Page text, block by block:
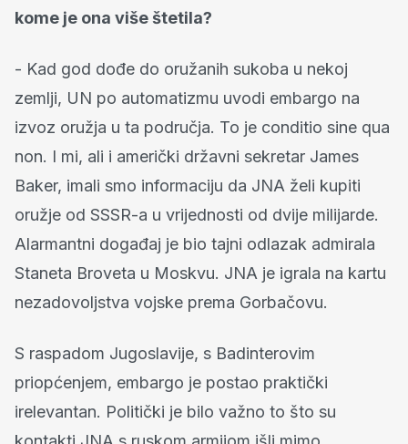
kome je ona više štetila?
- Kad god dođe do oružanih sukoba u nekoj
zemlji, UN po automatizmu uvodi embargo na
izvoz oružja u ta područja. To je conditio sine qua
non. I mi, ali i američki državni sekretar James
Baker, imali smo informaciju da JNA želi kupiti
oružje od SSSR-a u vrijednosti od dvije milijarde.
Alarmantni događaj je bio tajni odlazak admirala
Staneta Broveta u Moskvu. JNA je igrala na kartu
nezadovoljstva vojske prema Gorbačovu.
S raspadom Jugoslavije, s Badinterovim
priopćenjem, embargo je postao praktički
irelevantan. Politički je bilo važno to što su